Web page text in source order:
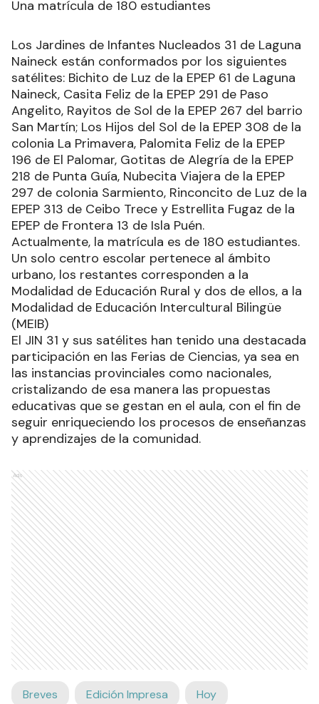
Una matrícula de 180 estudiantes
Los Jardines de Infantes Nucleados 31 de Laguna
Naineck están conformados por los siguientes
satélites: Bichito de Luz de la EPEP 61 de Laguna
Naineck, Casita Feliz de la EPEP 291 de Paso
Angelito, Rayitos de Sol de la EPEP 267 del barrio
San Martín; Los Hijos del Sol de la EPEP 308 de la
colonia La Primavera, Palomita Feliz de la EPEP
196 de El Palomar, Gotitas de Alegría de la EPEP
218 de Punta Guía, Nubecita Viajera de la EPEP
297 de colonia Sarmiento, Rinconcito de Luz de la
EPEP 313 de Ceibo Trece y Estrellita Fugaz de la
EPEP de Frontera 13 de Isla Puén.
Actualmente, la matrícula es de 180 estudiantes.
Un solo centro escolar pertenece al ámbito
urbano, los restantes corresponden a la
Modalidad de Educación Rural y dos de ellos, a la
Modalidad de Educación Intercultural Bilingüe
(MEIB)
El JIN 31 y sus satélites han tenido una destacada
participación en las Ferias de Ciencias, ya sea en
las instancias provinciales como nacionales,
cristalizando de esa manera las propuestas
educativas que se gestan en el aula, con el fin de
seguir enriqueciendo los procesos de enseñanzas
y aprendizajes de la comunidad.
Ads
Breves Edición Impresa Hoy